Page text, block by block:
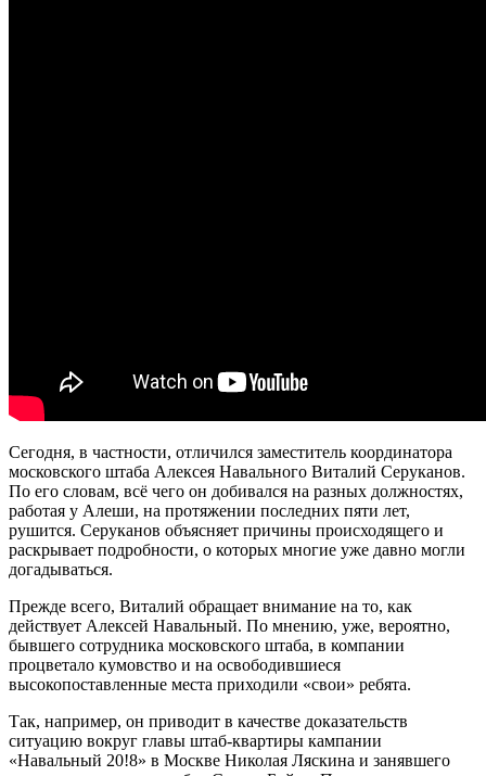
Сегодня, в частности, отличился заместитель координатора
московского штаба Алексея Навального Виталий Серуканов.
По его словам, всё чего он добивался на разных должностях,
работая у Алеши, на протяжении последних пяти лет,
рушится. Серуканов объясняет причины происходящего и
раскрывает подробности, о которых многие уже давно могли
догадываться.
Прежде всего, Виталий обращает внимание на то, как
действует Алексей Навальный. По мнению, уже, вероятно,
бывшего сотрудника московского штаба, в компании
процветало кумовство и на освободившиеся
высокопоставленные места приходили «свои» ребята.
Так, например, он приводит в качестве доказательств
ситуацию вокруг главы штаб-квартиры кампании
«Навальный 20!8» в Москве Николая Ляскина и занявшего